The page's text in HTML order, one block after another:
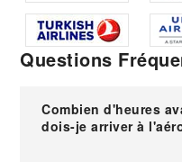
Questions
Combien d'heures
dois-je arriver à